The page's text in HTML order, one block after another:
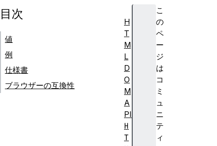
こ
の
ペ
ー
ジ
は
コ
ミ
ュ
ニ
テ
ィ
目次
値
例
仕様書
ブラウザーの互換性
H
T
M
L
D
O
M
A
PI
H
T